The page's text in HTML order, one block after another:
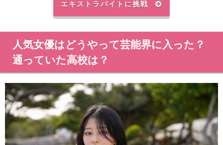
エキストラバイトに挑戦
人気女優はどうやって芸能界に入った？
通っていた高校は？